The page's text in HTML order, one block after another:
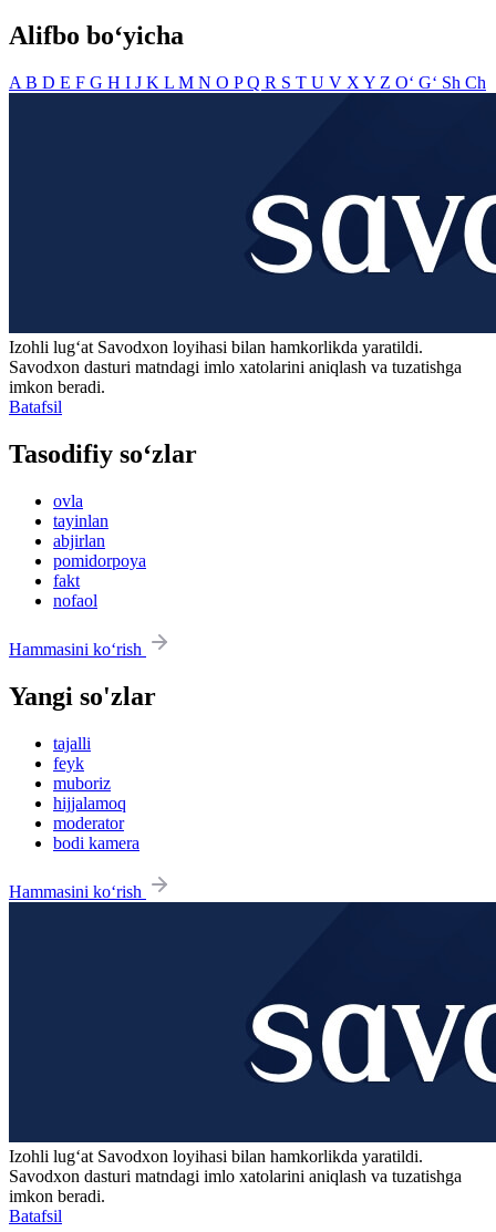
Alifbo bo‘yicha
A B D E F G H I J K L M N O PQ R S T U V X Y Z O‘ G‘ Sh Ch
Izohli lugʻat Savodxon loyihasi bilan hamkorlikda yaratildi.
Savodxon dasturi matndagi imlo xatolarini aniqlash va tuzatishga
imkon beradi.
Batafsil
Tasodifiy so‘zlar
ovla
tayinlan
abjirlan
pomidorpoya
fakt
nofaol
Hammasini ko‘rish
Yangi so'zlar
tajalli
feyk
muboriz
hijjalamoq
moderator
bodi kamera
Hammasini ko‘rish
Izohli lugʻat Savodxon loyihasi bilan hamkorlikda yaratildi.
Savodxon dasturi matndagi imlo xatolarini aniqlash va tuzatishga
imkon beradi.
Batafsil